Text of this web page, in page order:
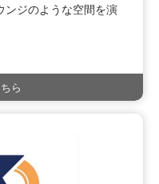
ンジのような空間を演
ら